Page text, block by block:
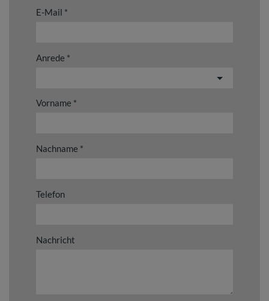
E-Mail
Anrede
Vorname
Nachname
Telefon
Nachricht